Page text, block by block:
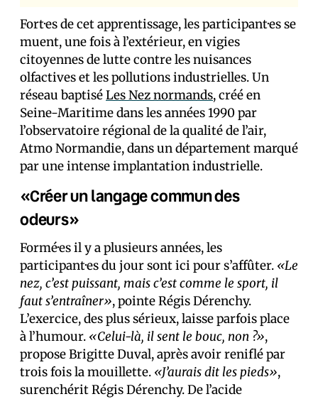
Fort·es de cet apprentissage, les participant·es se
muent, une fois à l’extérieur, en vigies
citoyennes de lutte contre les nuisances
olfactives et les pollutions industrielles. Un
réseau baptiséLes Nez normands, créé en
Seine-Maritime dans les années 1990 par
l’observatoire régional de la qualité de l’air,
Atmo Normandie, dans un département marqué
par une intense implantation industrielle.
«Créer un langage commun des
odeurs»
Formé·es il y a plusieurs années, les
participant·es du jour sont ici pour s’affûter. «Le
nez, c’est puissant, mais c’est comme le sport, il
faut s’entraîner», pointe Régis Dérenchy.
L’exercice, des plus sérieux, laisse parfois place
à l’humour. «Celui-là, il sent le bouc, non ?»,
propose Brigitte Duval, après avoir reniflé par
trois fois la mouillette. «J’aurais dit les pieds»,
surenchérit Régis Dérenchy. De l’acide